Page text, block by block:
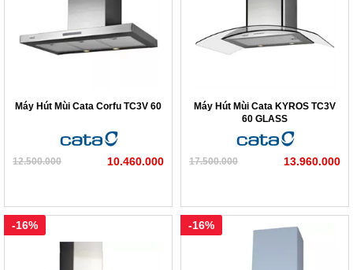
Máy Hút Mùi Cata Corfu TC3V 60
12.500.000 10.460.000
Máy Hút Mùi Cata KYROS TC3V
60 GLASS
17.500.000 13.960.000
-16% -16%